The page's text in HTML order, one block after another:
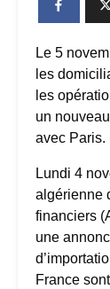
Le 5
les
les
un
avec
Lundi 4
algérienne
financiers
une
France